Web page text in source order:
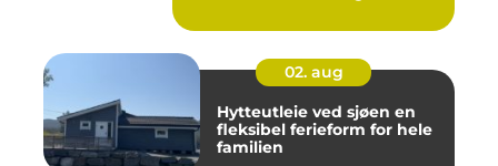
02. aug
Hytteutleie ved sjøen en
fleksibel ferieform for hele
familien